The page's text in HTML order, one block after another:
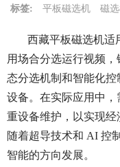
标签: 平板磁选机 磁
西藏平板磁选机适
用场合分选运行视频
态分选机制和智能化
设备。在实际应用中
重设备维护，以实现经
随着超导技术和 AI 控
智能的方向发展。